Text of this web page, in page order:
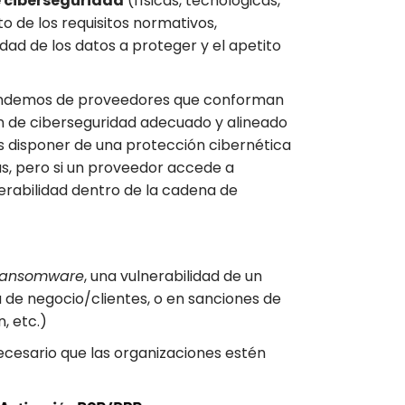
de los requisitos normativos,
de los datos a proteger y el apetito
de proveedores que conforman
ciberseguridad adecuado y alineado
disponer de una protección cibernética
pero si un proveedor accede a
dentro de la cadena de
, una vulnerabilidad de un
negocio/clientes, o en sanciones de
etc.)
que las organizaciones estén